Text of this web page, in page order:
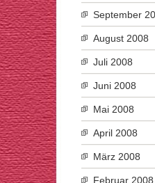
September
August 2008
Juli 2008
Juni 2008
Mai 2008
April 2008
März 2008
Februar 2008